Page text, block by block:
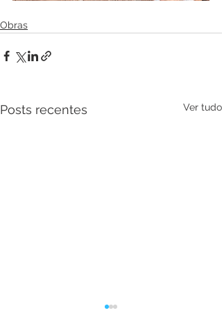
Obras
Posts recentes Ver tudo